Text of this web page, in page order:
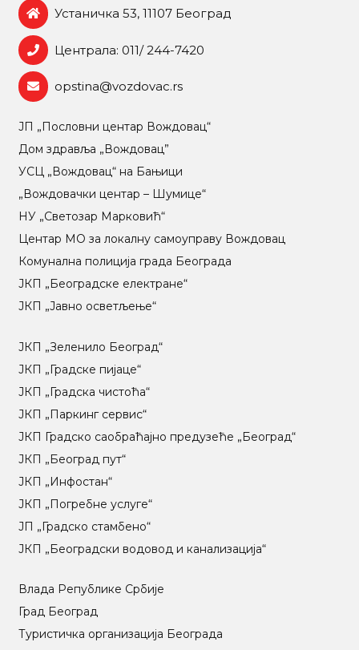
Устаничка 53, 11107 Београд
Централа: 011/ 244-7420
opstina@vozdovac.rs
ЈП „Пословни центар Вождовац“
Дом здравља „Вождовац”
УСЦ „Вождовац“ на Бањици
„Вождовачки центар – Шумице“
НУ „Светозар Марковић“
Центар МO за локалну самоуправу Вождовац
Комунална полиција града Београда
ЈКП „Београдске електране“
ЈКП „Јавно осветљење“
ЈКП „Зеленило Београд“
ЈКП „Градске пијаце“
ЈКП „Градска чистоћа“
ЈКП „Паркинг сервис“
ЈКП Градско саобраћајно предузеће „Београд“
ЈКП „Београд пут“
ЈКП „Инфостан“
ЈКП „Погребне услуге“
ЈП „Градско стамбено“
ЈКП „Београдски водовод и канализација“
Влада Републике Србије
Град Београд
Туристичка организација Београда